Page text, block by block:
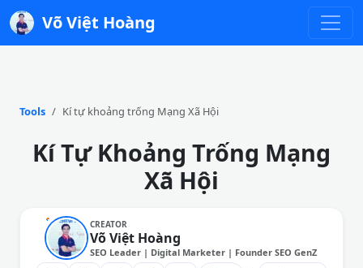
Võ Việt Hoàng
Tools Kí tự khoảng trống Mạng Xã Hội
Kí Tự Khoảng Trống Mạng
Xã Hội
CREATOR
Võ Việt Hoàng
SEO Leader | Digital Marketer | Founder SEO GenZ